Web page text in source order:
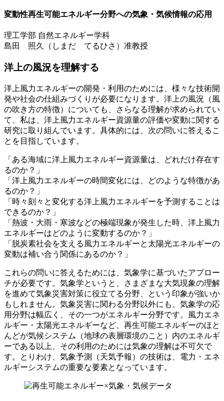
変動性再生可能エネルギー分野への気象・気候情報の応用
理工学部 自然エネルギー学科
島田 照久（しまだ てるひさ）准教授
洋上の風況を理解する
洋上風力エネルギーの開発・利用のためには、様々な技術開
発や社会の仕組みづくりが必要になります。洋上の風況（風
の吹き方の特徴）についても、さらなる理解が求められてい
て、私は、洋上風力エネルギー資源量の評価や変動に関する
研究に取り組んでいます。具体的には、次の問いに答えるこ
とを目指しています。
「ある海域に洋上風力エネルギー資源量は、どれだけ存在す
るのか？」
「洋上風力エネルギーの時間変化には、どのような特徴があ
るのか？」
「時々刻々と変化する洋上風力エネルギーを予測することは
できるのか？」
「熱波・大雨・寒波などの極端現象が発生した時、洋上風力
エネルギーはどのように変動するのか？」
「脱炭素社会を支える風力エネルギーと太陽光エネルギーの
変動は補い合う関係にあるのか？」
これらの問いに答えるためには、気象学に基づいたアプロー
チが必要です。気象学というと、さまざまな大気現象の理解
を進めて気象災害対策に役立てる分野、という印象が強いか
もしれません。気象災害に関わる分野以外にも、気象学の応
用分野は幅広く、その一つがエネルギー分野です。風力エネ
ルギー・太陽光エネルギーなど、再生可能エネルギーのほと
んどが気候システム（地球の表層環境のこと）内のエネルギ
ーである以上、その利用のためには気象の理解は不可欠で
す。とりわけ、気象予測（天気予報）の技術は、電力・エネ
ルギーシステムの重要な要素となっています。